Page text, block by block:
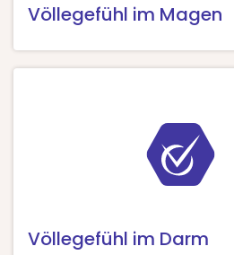
Völlegefühl im Magen
Völlegefühl im Darm